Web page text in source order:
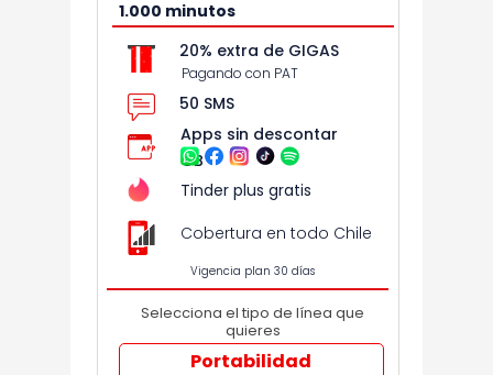
1.000 minutos
Portabilidad
50 SMS
Apps sin descontar
GB
Tinder plus gratis
Vigencia plan 30 días
Selecciona el tipo de línea que
quieres
20% extra de GIGAS
Pagando con PAT
Cobertura en todo Chile